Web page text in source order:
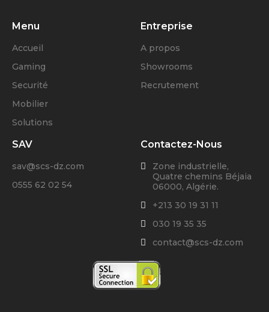
Menu
Accueil
Gaming
Securité
Mobilier
Solutions
Entreprise
A propos
Showrooms
Recrutement
SAV
sav@scs-dz.com
0555 62 02 54
Contactez-Nous
Zone industrielle,
Quatre chemins Béjaia
06000, Algérie.
+213 30 19 31 11
030 19 35 35
contact@scs-dz.com